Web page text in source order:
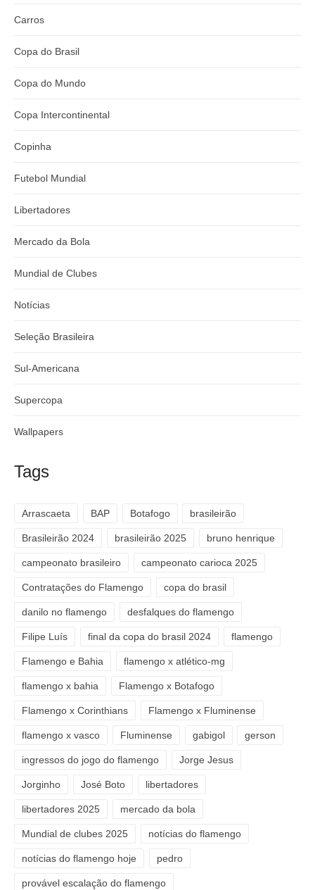
Carros
Copa do Brasil
Copa do Mundo
Copa Intercontinental
Copinha
Futebol Mundial
Libertadores
Mercado da Bola
Mundial de Clubes
Notícias
Seleção Brasileira
Sul-Americana
Supercopa
Wallpapers
Tags
Arrascaeta BAP Botafogo brasileirão
Brasileirão 2024 brasileirão 2025 bruno henrique
campeonato brasileiro campeonato carioca 2025
Contratações do Flamengo copa do brasil
danilo no flamengo desfalques do flamengo
Filipe Luís final da copa do brasil 2024 flamengo
Flamengo e Bahia flamengo x atlético-mg
flamengo x bahia Flamengo x Botafogo
Flamengo x Corinthians Flamengo x Fluminense
flamengo x vasco Fluminense gabigol gerson
ingressos do jogo do flamengo Jorge Jesus
Jorginho José Boto libertadores
libertadores 2025 mercado da bola
Mundial de clubes 2025 notícias do flamengo
notícias do flamengo hoje pedro
provável escalação do flamengo